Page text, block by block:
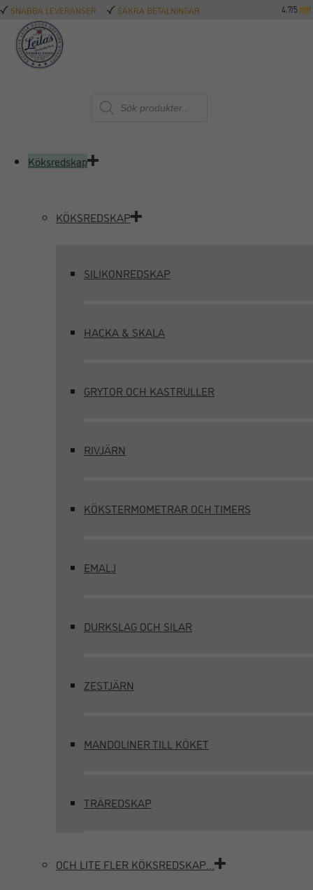
SNABBA LEVERANSER SÄKRA BETALNINGAR 4.7/5
Produktsökning
Köksredskap
KÖKSREDSKAP
SILIKONREDSKAP
HACKA & SKALA
GRYTOR OCH KASTRULLER
RIVJÄRN
KÖKSTERMOMETRAR OCH TIMERS
EMALJ
DURKSLAG OCH SILAR
ZESTJÄRN
MANDOLINER TILL KÖKET
TRÄREDSKAP
OCH LITE FLER KÖKSREDSKAP…